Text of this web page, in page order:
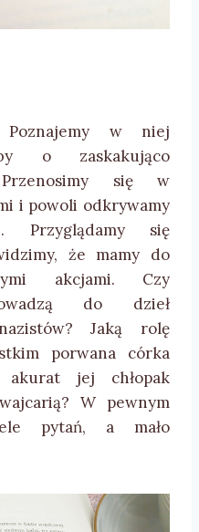
w niej
o zaskakująco
się w
i powoli odkrywamy
Przyglądamy się
że mamy do
akcjami. Czy
do dzieł
Jaką rolę
porwana córka
jej chłopak
W pewnym
pytań, a mało